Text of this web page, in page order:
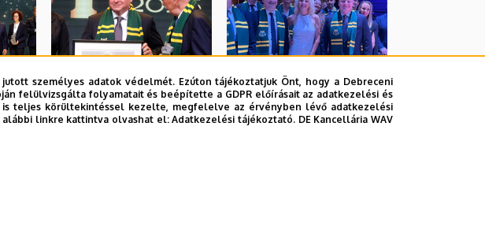
személyes adatok védelmét. Ezúton tájékoztatjuk Önt, hogy a Debreceni
felülvizsgálta folyamatait és beépítette a GDPR előírásait az adatkezelési és
teljes körültekintéssel kezelte, megfelelve az érvényben lévő adatkezelési
alábbi linkre kattintva olvashat el:Adatkezelési tájékoztató. DE Kancellária WAV